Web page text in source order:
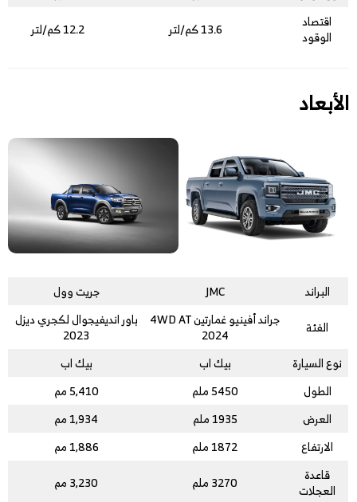
اقتصاد
الوقود
13.6 كم/لتر 12.2 كم/لتر
الأبعاد
البراند JMC
جريت وول
الفئة
جراند أفينيو غمارتين 4WD AT
2024
باور انديفيجوال لكجري ديزل
2023
نوع السيارة
بيك اب
بيك اب
الطول
5450 ملم
5,410 مم
العرض
1935 ملم
1,934 مم
الارتفاع
1872 ملم
1,886 مم
قاعدة
العجلات
3270 ملم 3,230 مم